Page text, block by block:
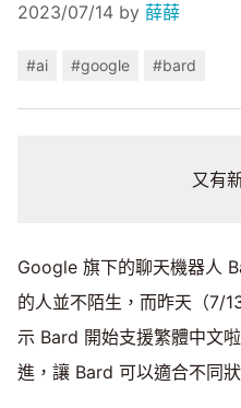
2023/07/14 by 薛薛
#ai #google #bard
又有
Google 旗下的聊天機器人
的人並不陌生，而昨天（7/
示 Bard 開始支援繁體中文
進，讓 Bard 可以適合不同